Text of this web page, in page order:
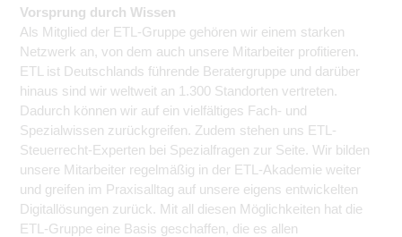
Vorsprung durch Wissen
Als Mitglied der ETL-Gruppe gehören wir einem starken
Netzwerk an, von dem auch unsere Mitarbeiter profitieren.
ETL ist Deutschlands führende Beratergruppe und darüber
hinaus sind wir weltweit an 1.300 Standorten vertreten.
Dadurch können wir auf ein vielfältiges Fach- und
Spezialwissen zurückgreifen. Zudem stehen uns ETL-
Steuerrecht-Experten bei Spezialfragen zur Seite. Wir bilden
unsere Mitarbeiter regelmäßig in der ETL-Akademie weiter
und greifen im Praxisalltag auf unsere eigens entwickelten
Digitallösungen zurück. Mit all diesen Möglichkeiten hat die
ETL-Gruppe eine Basis geschaffen, die es allen